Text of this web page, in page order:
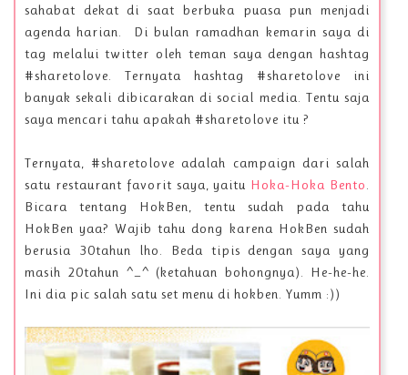
sahabat dekat di saat berbuka puasa pun menjadi
agenda harian. Di bulan ramadhan kemarin saya di
tag melalui twitter oleh teman saya dengan hashtag
#sharetolove. Ternyata hashtag #sharetolove ini
banyak sekali dibicarakan di social media. Tentu saja
saya mencari tahu apakah #sharetolove itu ?
Ternyata, #sharetolove adalah campaign dari salah
satu restaurant favorit saya, yaitu Hoka-Hoka Bento.
Bicara tentang HokBen, tentu sudah pada tahu
HokBen yaa? Wajib tahu dong karena HokBen sudah
berusia 30tahun lho. Beda tipis dengan saya yang
masih 20tahun ^_^ (ketahuan bohongnya). He-he-he.
Ini dia pic salah satu set menu di hokben. Yumm :))